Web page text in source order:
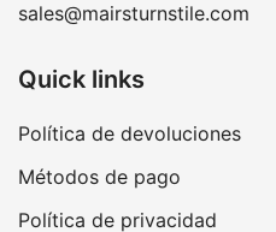
sales@mairsturnstile.com
Quick links
Política de devoluciones
Métodos de pago
Política de privacidad